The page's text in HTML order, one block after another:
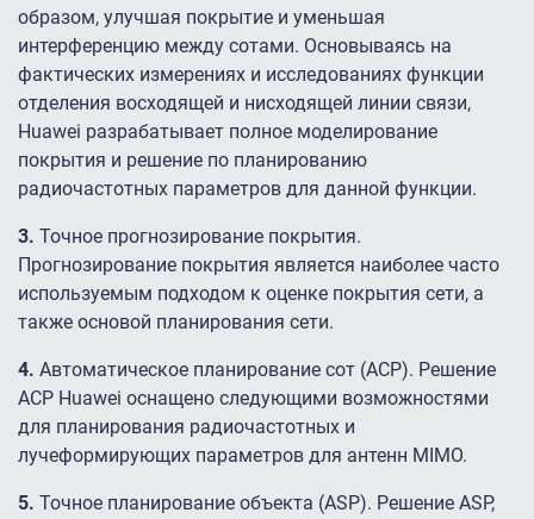
образом, улучшая покрытие и уменьшая
интерференцию между сотами. Основываясь на
фактических измерениях и исследованиях функции
отделения восходящей и нисходящей линии связи,
Huawei разрабатывает полное моделирование
покрытия и решение по планированию
радиочастотных параметров для данной функции.
3. Точное прогнозирование покрытия.
Прогнозирование покрытия является наиболее часто
используемым подходом к оценке покрытия сети, а
также основой планирования сети.
4. Автоматическое планирование сот (АСР). Решение
АСР Huawei оснащено следующими возможностями
для планирования радиочастотных и
лучеформирующих параметров для антенн MIMO.
5. Точное планирование объекта (АSР). Решение АSР,